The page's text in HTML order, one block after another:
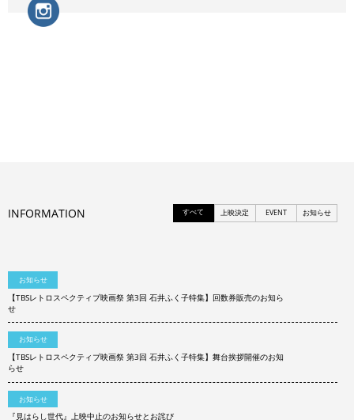
INFORMATION すべて 上映決定 EVENT お知らせ
お知らせ
【TBSレトロスペクティブ映画祭 第3回 石井ふく子特集】回数券販売のお知ら
せ
お知らせ
【TBSレトロスペクティブ映画祭 第3回 石井ふく子特集】舞台挨拶開催のお知
らせ
お知らせ
『見はらし世代』上映中止のお知らせとお詫び